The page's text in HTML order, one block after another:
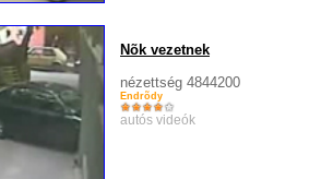
Nõk vezetnek
nézettség 4844200
Endrõdy
autós videók